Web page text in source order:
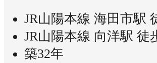
JR山陽本線 海田市駅
JR山陽本線 向洋駅 徒
築32年